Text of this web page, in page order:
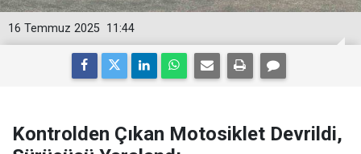
11:44
16 Temmuz 2025
Kontrolden Çıkan Motosiklet Devrildi,